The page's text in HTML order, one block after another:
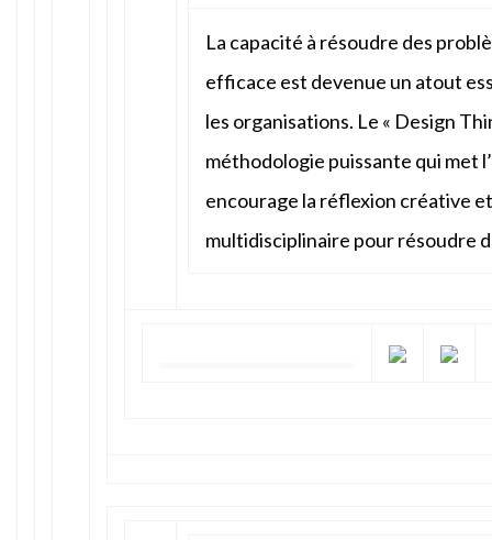
La capacité à résoudre des
efficace est devenue un atout
les organisations. Le « Design
méthodologie puissante qui met
encourage la réflexion créative
multidisciplinaire pour résoudre